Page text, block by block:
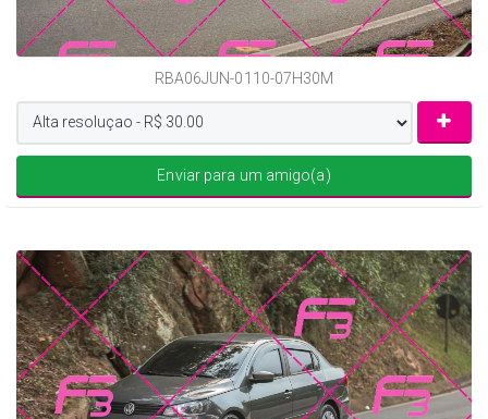
RBA06JUN-0110-07H30M
Enviar para um amigo(a)